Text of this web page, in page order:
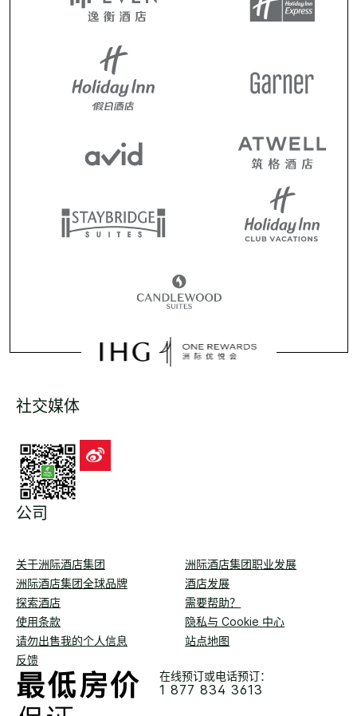
社交媒体
公司
关于洲际酒店集团
洲际酒店集团职业发展
洲际酒店集团全球品牌
酒店发展
探索酒店
需要帮助？
使用条款
隐私与 Cookie 中心
请勿出售我的个人信息
站点地图
反馈
在线预订或电话预订：
1 877 834 3613